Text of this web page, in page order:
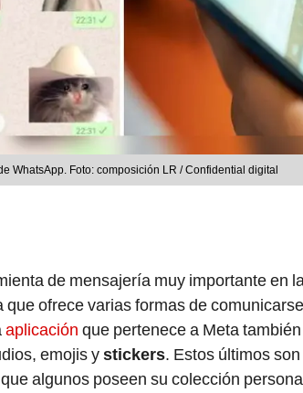
WhatsApp. Foto: composición LR / Confidential digital
de mensajería muy importante en
que ofrece varias formas de
aplicación que pertenece a Meta
emojis ystickers. Estos últimos
algunos poseen su colección